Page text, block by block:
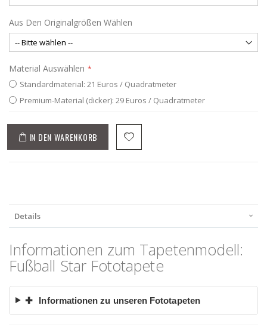
Aus Den Originalgrößen Wählen
Material Auswählen
Standardmaterial: 21 Euros / Quadratmeter
Premium-Material (dicker): 29 Euros / Quadratmeter
IN DEN WARENKORB
Details
Informationen zum Tapetenmodell:
Fußball Star Fototapete
✚ Informationen zu unseren Fototapeten